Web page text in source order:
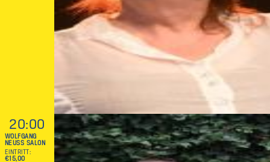
20:00
WOLFGANG
NEUSS SALON
EINTRITT
€15,00